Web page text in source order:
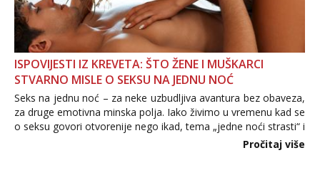
ISPOVIJESTI IZ KREVETA: ŠTO ŽENE I MUŠKARCI
STVARNO MISLE O SEKSU NA JEDNU NOĆ
Seks na jednu noć – za neke uzbudljiva avantura bez obaveza,
za druge emotivna minska polja. Iako živimo u vremenu kad se
o seksu govori otvorenije nego ikad, tema „jedne noći strasti“ i
dalje izaziva burne rasprave. Što zapravo misle žene, a što
Pročitaj više